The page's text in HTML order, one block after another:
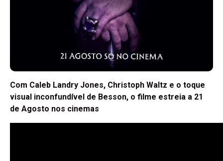
Com Caleb Landry Jones, Christoph Waltz e o toque
visual inconfundível de Besson, o filme estreia a 21
de Agosto nos cinemas